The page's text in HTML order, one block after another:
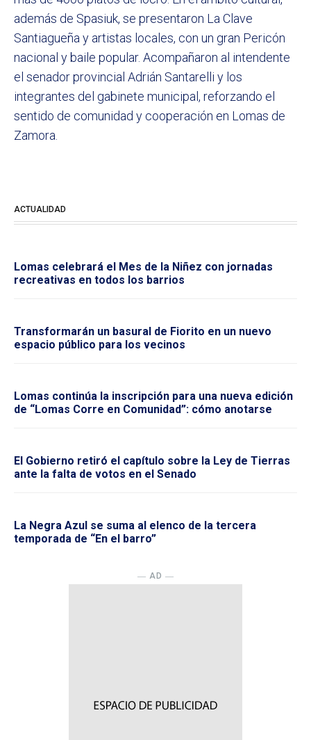
además de Spasiuk, se presentaron La Clave
Santiagueña y artistas locales, con un gran Pericón
nacional y baile popular. Acompañaron al intendente
el senador provincial Adrián Santarelli y los
integrantes del gabinete municipal, reforzando el
sentido de comunidad y cooperación en Lomas de
Zamora.
ACTUALIDAD
Lomas celebrará el Mes de la Niñez con jornadas
recreativas en todos los barrios
Transformarán un basural de Fiorito en un nuevo
espacio público para los vecinos
Lomas continúa la inscripción para una nueva edición
de “Lomas Corre en Comunidad”: cómo anotarse
El Gobierno retiró el capítulo sobre la Ley de Tierras
ante la falta de votos en el Senado
La Negra Azul se suma al elenco de la tercera
temporada de “En el barro”
― AD ―